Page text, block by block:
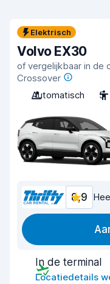
Elektrisch
Volvo EX30
of vergelijkbaar in de
Crossover
Automatisch
5
8,9
In de terminal
Locatiedetails